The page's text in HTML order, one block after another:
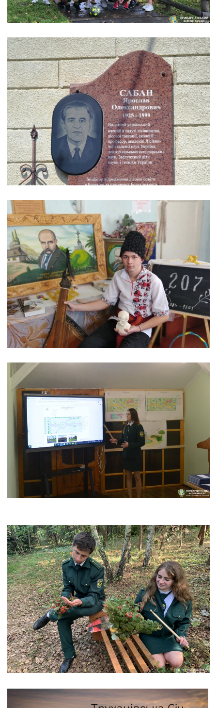
ВІДКРИТТЯ МЕМОРІАЛЬНОЇ ДОШКИ
Я.О.САБАНУ
Життя коледжу
ШЕВЧЕНКІВСЬКІ ДНІ В КОЛЕДЖІ
Життя коледжу
ДЕРЖАВНА АТЕСТАЦІЯ - ЗИМА 2021Р
ЗАХОДИ, ПРИСВЯЧЕНІ ДНЮ ПРАЦІВНИКА
ЛІСОВОГО ГОСПОДАРСТВА
Життя коледжу